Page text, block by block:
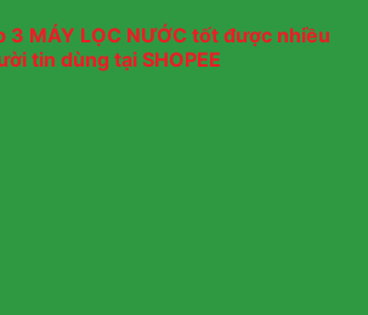
3 MÁY LỌC NƯỚC tốt được nhiều
tin dùng tại SHOPEE